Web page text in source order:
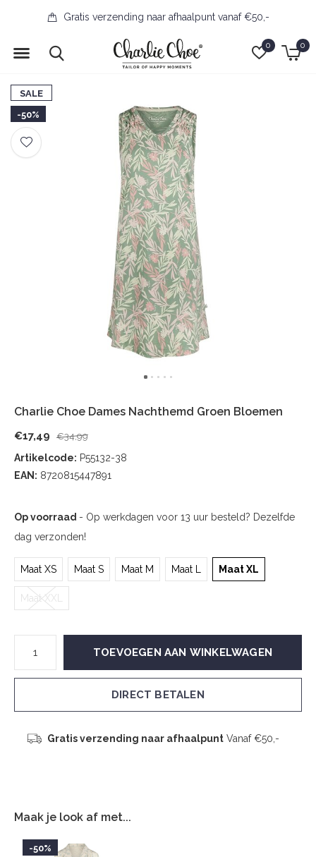
0 0
Gratis verzending naar afhaalpunt vanaf €50,-
SALE
-50%
Charlie Choe Dames Nachthemd Groen Bloemen
€17,49 €34,99
Artikelcode: P55132-38
EAN: 8720815447891
Op voorraad - Op werkdagen voor 13 uur besteld? Dezelfde
dag verzonden!
Maat XS Maat S Maat M Maat L Maat XL
Maat XXL
TOEVOEGEN AAN WINKELWAGEN
DIRECT BETALEN
Gratis verzending naar afhaalpuntVanaf €50,-
Maak je look af met...
-50%